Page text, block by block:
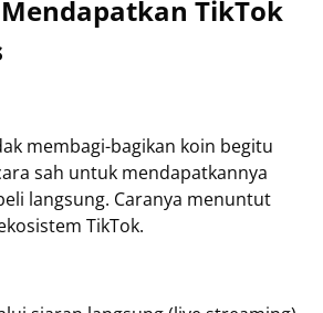
TikTok
membagi-bagikan koin begitu
sah untuk mendapatkannya
langsung. Caranya menuntut
TikTok.